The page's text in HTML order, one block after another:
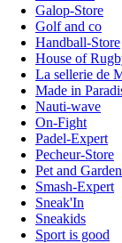
Galop-Store
Golf and co
Handball-Store
House of
La sellerie de
Made in
Nauti-wave
On-Fight
Padel-Expert
Pecheur-Store
Pet and Garden
Smash-Expert
Sneak'In
Sneakids
Sport is good